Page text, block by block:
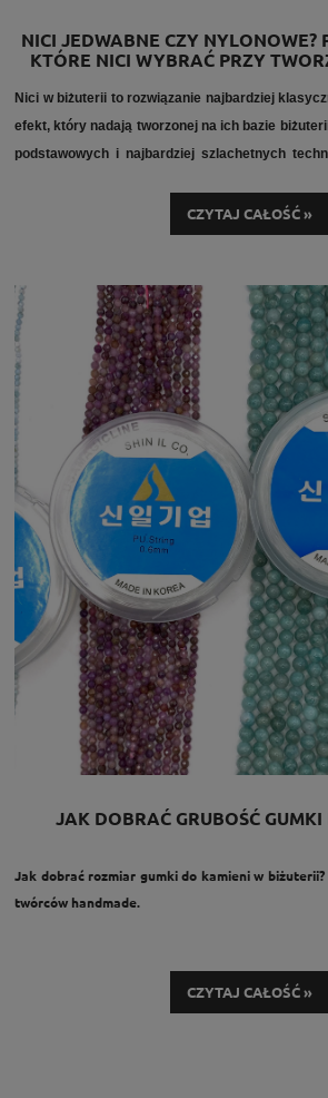
NICI JEDWABNE CZY NYLONOWE?
KTÓRE NICI WYBRAĆ PRZY
Nici w biżuterii to rozwiązanie najbardziej
efekt, który nadają tworzonej na ich bazie
podstawowych i najbardziej szlachetnych
właściwości. Odpowiednio dobrane nici do
profesjonalne wykończenie pozwalają
CZYTAJ CAŁOŚĆ »
JAK DOBRAĆ GRUBOŚĆ
Jak dobrać rozmiar gumki do kamieni w
twórców handmade.
CZYTAJ CAŁOŚĆ »